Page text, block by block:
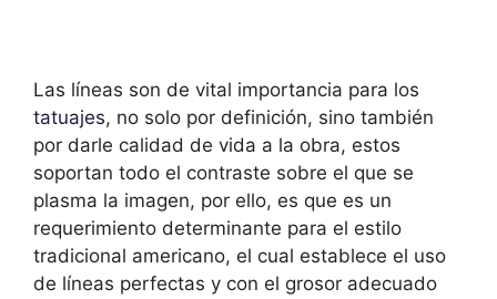
Las líneas son de vital importancia para los
tatuajes, no solo por definición, sino también
por darle calidad de vida a la obra, estos
soportan todo el contraste sobre el que se
plasma la imagen, por ello, es que es un
requerimiento determinante para el estilo
tradicional americano, el cual establece el uso
de líneas perfectas y con el grosor adecuado